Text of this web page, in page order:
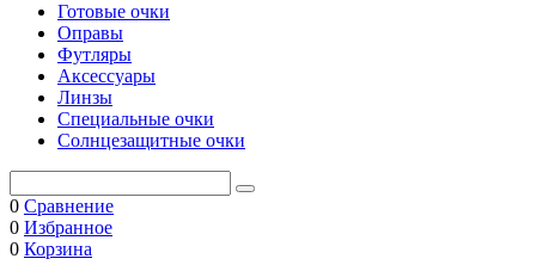
Готовые очки
Оправы
Футляры
Аксессуары
Линзы
Специальные очки
Солнцезащитные очки
0 Сравнение
0 Избранное
0 Корзина